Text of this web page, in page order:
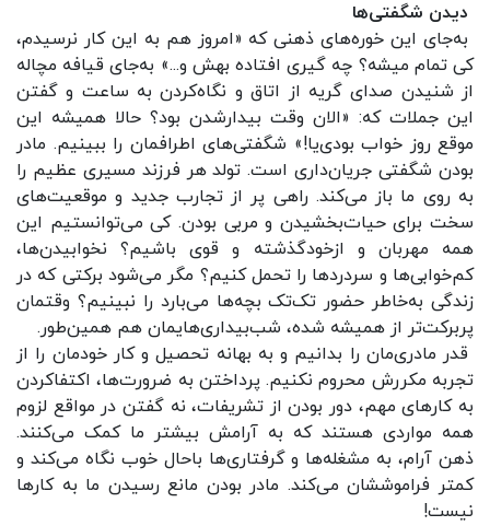
دیدن شگفتی‌ها
به‌جای این خوره‌های ذهنی که «امروز هم به این کار نرسیدم،
کی تمام میشه؟ چه گیری افتاده بهش و...» به‌جای قیافه مچاله
از شنیدن صدای گریه از اتاق و نگاه‌کردن به ساعت و گفتن
این جملات که: «الان وقت بیدارشدن بود؟ حالا همیشه این
موقع روز خواب بودی‌یا!» شگفتی‌های اطرافمان را ببینیم. مادر
بودن شگفتی جریان‌داری است. تولد هر فرزند مسیری عظیم را
به روی ما باز می‌کند. راهی پر از تجارب جدید و موقعیت‌های
سخت برای حیات‌بخشیدن و مربی بودن. کی می‌توانستیم این
همه مهربان و ازخودگذشته و قوی باشیم؟ نخوابیدن‌ها،
کم‌خوابی‌ها و سردردها را تحمل کنیم؟ مگر می‌شود برکتی که در
زندگی به‌خاطر حضور تک‌تک بچه‌ها می‌بارد را نبینیم؟ وقتمان
پربرکت‌تر از همیشه شده، شب‌بیداری‌هایمان هم همین‌طور.
قدر مادری‌مان را بدانیم و به بهانه تحصیل و کار خودمان را از
تجربه مکررش محروم نکنیم. پرداختن به ضرورت‌ها، اکتفاکردن
به کارهای مهم، دور بودن از تشریفات، نه گفتن در مواقع لزوم
همه مواردی هستند که به آرامش بیشتر ما کمک می‌کنند.
ذهن آرام، به مشغله‌ها و گرفتاری‌ها باحال خوب نگاه می‌کند و
کمتر فراموششان می‌کند. مادر بودن مانع رسیدن ما به کارها
نیست!